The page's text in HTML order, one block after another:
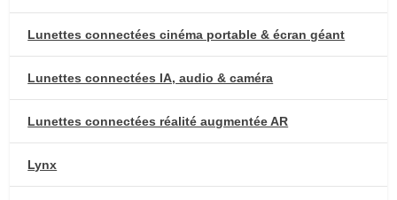
Lunettes connectées cinéma portable & écran géant
Lunettes connectées IA, audio & caméra
Lunettes connectées réalité augmentée AR
Lynx